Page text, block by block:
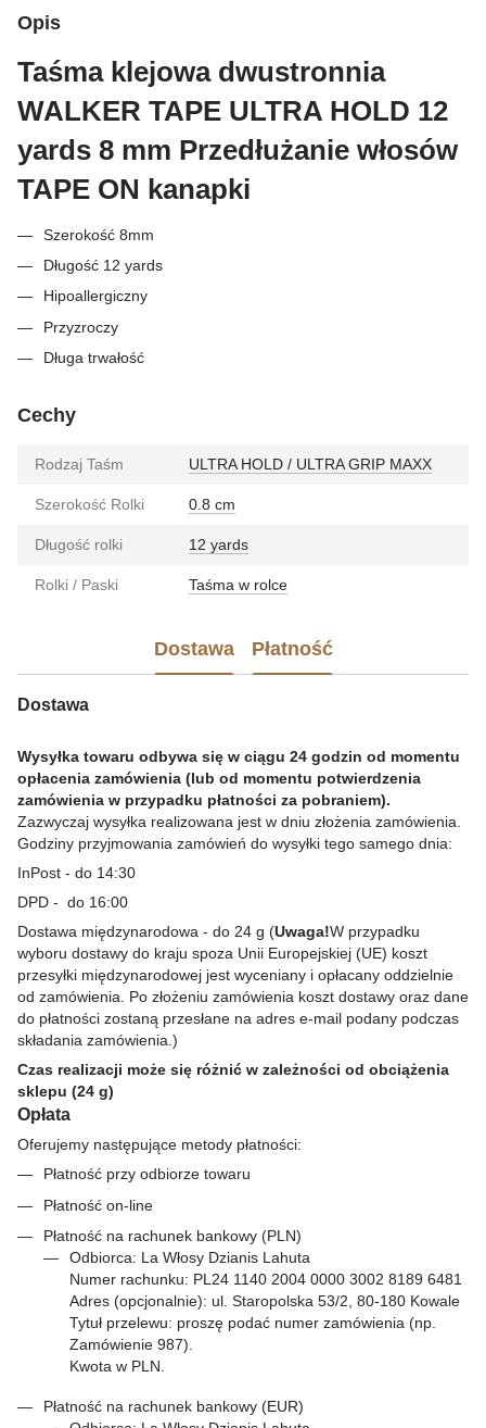
Opis
Taśma klejowa dwustronnia
WALKER TAPE ULTRA HOLD 12
yards 8 mm Przedłużanie włosów
TAPE ON kanapki
Szerokość 8mm
Długość 12 yards
Hipoallergiczny
Przyzroczy
Długa trwałość
Cechy
Rodzaj Taśm ULTRA HOLD / ULTRA GRIP MAXX
Szerokość Rolki 0.8 cm
Długość rolki 12 yards
Rolki / Paski Taśma w rolce
Dostawa Płatność
Dostawa
Wysyłka towaru odbywa się w ciągu 24 godzin od momentu
opłacenia zamówienia (lub od momentu potwierdzenia
zamówienia w przypadku płatności za pobraniem).
Zazwyczaj wysyłka realizowana jest w dniu złożenia zamówienia.
Godziny przyjmowania zamówień do wysyłki tego samego dnia:
InPost - do 14:30
DPD - do 16:00
Dostawa międzynarodowa - do 24 g (Uwaga!W przypadku
wyboru dostawy do kraju spoza Unii Europejskiej (UE) koszt
przesyłki międzynarodowej jest wyceniany i opłacany oddzielnie
od zamówienia. Po złożeniu zamówienia koszt dostawy oraz dane
do płatności zostaną przesłane na adres e-mail podany podczas
składania zamówienia.)
Czas realizacji może się różnić w zależności od obciążenia
sklepu (24 g)
Opłata
Oferujemy następujące metody płatności:
Płatność przy odbiorze towaru
Płatność on-line
Płatność na rachunek bankowy (PLN)
Odbiorca: La Włosy Dzianis Lahuta
Numer rachunku: PL24 1140 2004 0000 3002 8189 6481
Adres (opcjonalnie): ul. Staropolska 53/2, 80-180 Kowale
Tytuł przelewu: proszę podać numer zamówienia (np.
Zamówienie 987).
Kwota w PLN.
Płatność na rachunek bankowy (EUR)